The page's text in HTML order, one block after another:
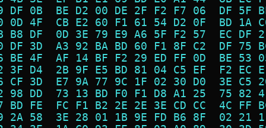
DF 0B  BE D2 00 DE 2F F2 F7 06  DF
0D 4F  CB E2 60 F1 61 54 D2 0F  BD
B8 DF  0D 3E 79 E9 A6 5F F2 57  EC
DF 3D  A3 92 BA BD 60 F1 8F C2  DF
BE 4F  AF 14 BF F2 29 ED FF 0D  BE
3F D4  2B 9F E5 BD 81 04 C5 EF  F2
CF 3D  E7 9A 77 9C 1F 02 30 D0  3E
98 DD  73 13 BD F0 F1 D8 A1 25  75
BD FE  FC F1 B2 2E 2E 3E CD CC  4C
2A 58  3E 28 01 1B 9E FD B6 8F  02